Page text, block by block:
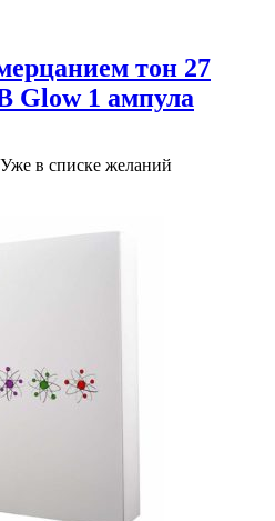
тон 27
Glow 1 ампула
Уже в списке желаний